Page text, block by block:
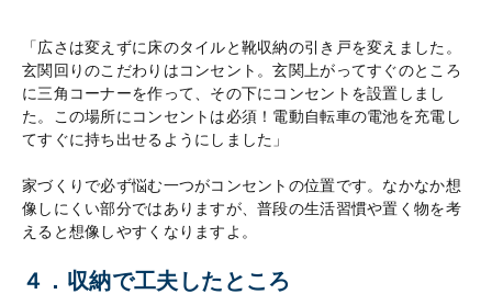
「広さは変えずに床のタイルと靴収納の引き戸を変えました。
玄関回りのこだわりはコンセント。玄関上がってすぐのところ
に三角コーナーを作って、その下にコンセントを設置しまし
た。この場所にコンセントは必須！電動自転車の電池を充電し
てすぐに持ち出せるようにしました」
家づくりで必ず悩む一つがコンセントの位置です。なかなか想
像しにくい部分ではありますが、普段の生活習慣や置く物を考
えると想像しやすくなりますよ。
４．収納で工夫したところ